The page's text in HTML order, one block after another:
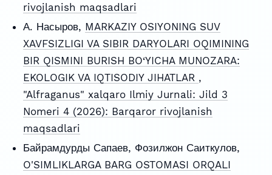
rivojlanish maqsadlari
А. Насыров, MARKAZIY OSIYONING SUV
XAVFSIZLIGI VA SIBIR DARYOLARI OQIMINING
BIR QISMINI BURISH BO‘YICHA MUNOZARA:
EKOLOGIK VA IQTISODIY JIHATLAR ,
"Alfraganus" xalqaro Ilmiy Jurnali: Jild 3
Nomeri 4 (2026): Barqaror rivojlanish
maqsadlari
Байрамдурды Сапаев, Фозилжон Саиткулов,
O'SIMLIKLARGA BARG OSTOMASI ORQALI